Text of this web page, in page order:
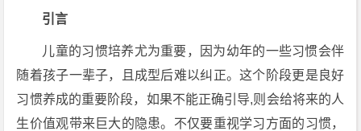
引言
儿童的习惯培养尤为重要，因为幼年的一些习惯会伴
随着孩子一辈子，且成型后难以纠正。这个阶段更是良好
习惯养成的重要阶段，如果不能正确引导,则会给将来的人
生价值观带来巨大的隐患。不仅要重视学习方面的习惯，